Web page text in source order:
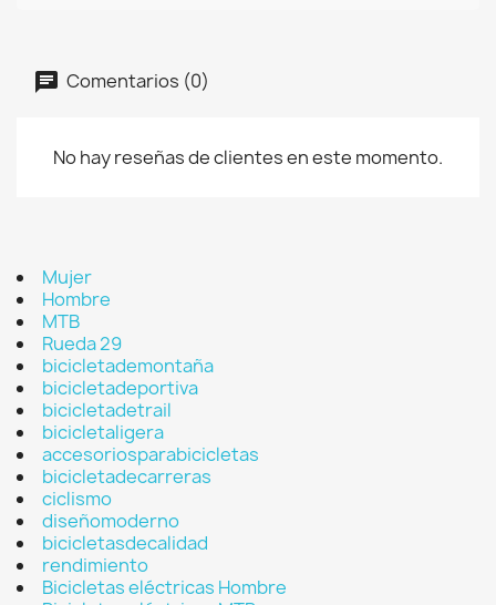
Comentarios (0)
No hay reseñas de clientes en este momento.
Mujer
Hombre
MTB
Rueda 29
bicicletademontaña
bicicletadeportiva
bicicletadetrail
bicicletaligera
accesoriosparabicicletas
bicicletadecarreras
ciclismo
diseñomoderno
bicicletasdecalidad
rendimiento
Bicicletas eléctricas Hombre